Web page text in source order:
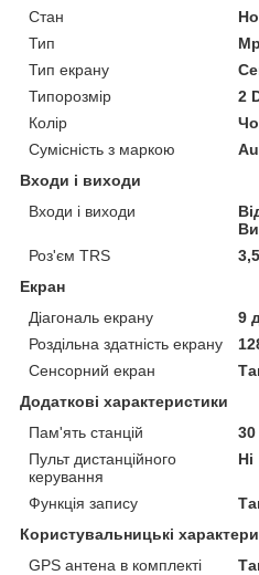
Стан
Тип
Тип екрану
Типорозмір
2
Колір
Сумісність з маркою
Входи і виходи
Входи і виходи
Роз'єм TRS
Екран
Діагональ екрану
9
Роздільна здатність екрану
Сенсорний екран
Додаткові характеристики
Пам'ять станцій
30
Пульт дистанційного
керування
Ні
Функція запису
Користувальницькі
GPS антена в комплекті